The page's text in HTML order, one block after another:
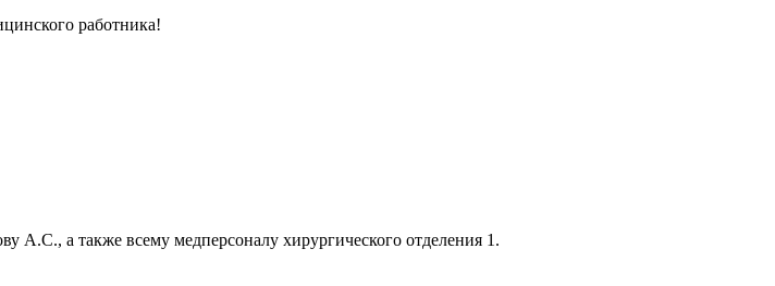
работника!
а также всему медперсоналу хирургического отделения 1.